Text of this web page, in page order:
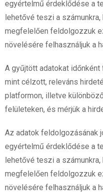
egyértelmű érdeklődése a
lehetővé teszi a
megfelelően feldolgozzuk
növelésére felhasználjuk a
A gyűjtött adatokat időnként
mint célzott, releváns
platformon, illetve
felületeken, és mérjük a
Az adatok feldolgozásának
egyértelmű érdeklődése a
lehetővé teszi a
megfelelően feldolgozzuk
növelésére felhasználjuk a